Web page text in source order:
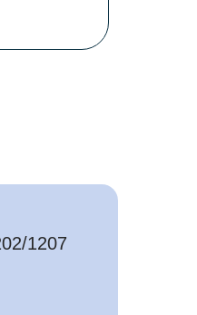
1207